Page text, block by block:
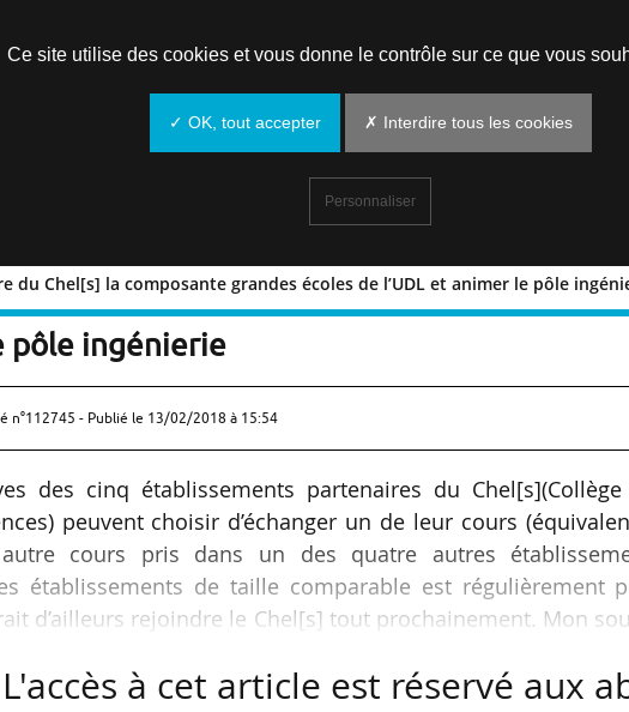
du Chel[s] la composante grandes écoles de l’UDL et animer le pôle
du Chel[s] la composante grandes écoles
pôle ingénierie
n°112745 - Publié le 13/02/2018 à 15:54
des cinq établissements partenaires du Chel[s](Collège
peuvent choisir d’échanger un de leur cours
cours pris dans un des quatre autres
établissements de taille comparable est régulièrement
d’ailleurs rejoindre le Chel[s] tout prochainement. Mon
pour en faire la composante grandes écoles de l’UDL »,
L'accès à cet article est réservé aux
Ce site utilise des cookies et vous donne le contrôle sur ce que vous
✓ OK, tout accepter ✗ Interdire tous les cookies
Personnaliser